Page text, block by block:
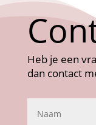
Heb je een
dan contact